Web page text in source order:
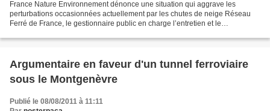
France Nature Environnement dénonce une situation qui aggrave les
perturbations occasionnées actuellement par les chutes de neige Réseau
Ferré de France, le gestionnaire public en charge l’entretien et le
Argumentaire en faveur d'un tunnel ferroviaire
sous le Montgenèvre
Publié le 08/08/2011 à 11:11